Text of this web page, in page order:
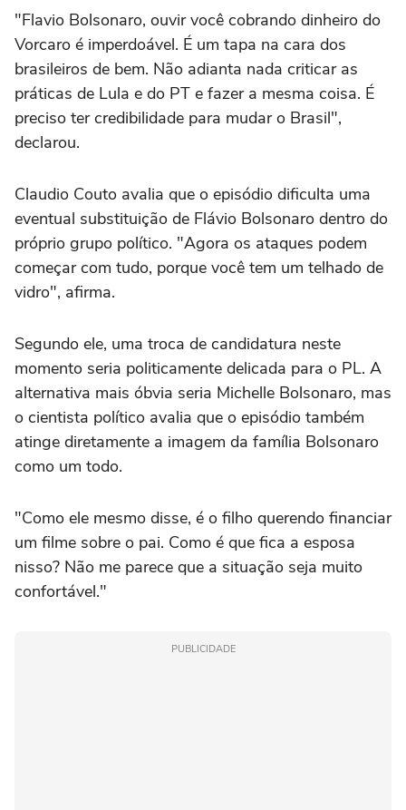
"Flavio Bolsonaro, ouvir você cobrando dinheiro do
Vorcaro é imperdoável. É um tapa na cara dos
brasileiros de bem. Não adianta nada criticar as
práticas de Lula e do PT e fazer a mesma coisa. É
preciso ter credibilidade para mudar o Brasil",
declarou.
Claudio Couto avalia que o episódio dificulta uma
eventual substituição de Flávio Bolsonaro dentro do
próprio grupo político. "Agora os ataques podem
começar com tudo, porque você tem um telhado de
vidro", afirma.
Segundo ele, uma troca de candidatura neste
momento seria politicamente delicada para o PL. A
alternativa mais óbvia seria Michelle Bolsonaro, mas
o cientista político avalia que o episódio também
atinge diretamente a imagem da família Bolsonaro
como um todo.
"Como ele mesmo disse, é o filho querendo financiar
um filme sobre o pai. Como é que fica a esposa
nisso? Não me parece que a situação seja muito
confortável."
PUBLICIDADE